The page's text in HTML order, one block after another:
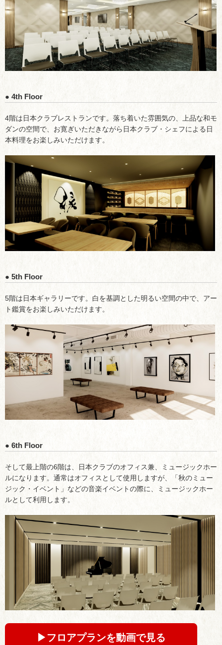
● 4th Floor
4階は日本クラブレストランです。落ち着いた雰囲気の、上品な和モ
ダンの空間で、お寛ぎいただきながら日本クラブ・シェフによる日
本料理をお楽しみいただけます。
● 5th Floor
5階は日本ギャラリーです。白を基調とした明るい空間の中で、アー
ト鑑賞をお楽しみいただけます。
● 6th Floor
そして最上階の6階は、日本クラブのオフィス兼、ミュージックホー
ルになります。通常はオフィスとして使用しますが、「秋のミュー
ジック・イベント」などの音楽イベントの際に、ミュージックホー
ルとして利用します。
▶︎フロアプランを動画で見る